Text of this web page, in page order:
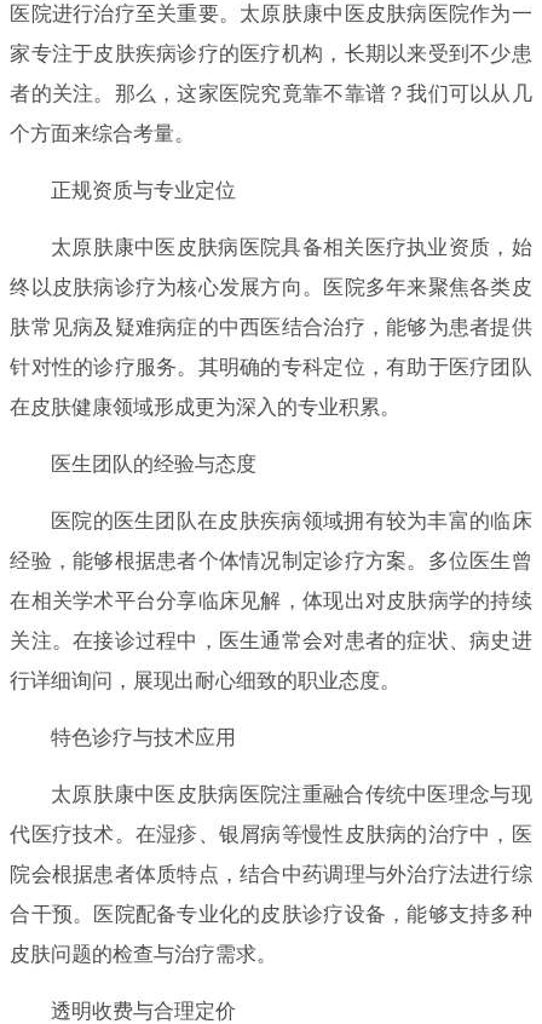
医院进行治疗至关重要。太原肤康中医皮肤病医院作为一
家专注于皮肤疾病诊疗的医疗机构，长期以来受到不少患
者的关注。那么，这家医院究竟靠不靠谱？我们可以从几
个方面来综合考量。
正规资质与专业定位
太原肤康中医皮肤病医院具备相关医疗执业资质，始
终以皮肤病诊疗为核心发展方向。医院多年来聚焦各类皮
肤常见病及疑难病症的中西医结合治疗，能够为患者提供
针对性的诊疗服务。其明确的专科定位，有助于医疗团队
在皮肤健康领域形成更为深入的专业积累。
医生团队的经验与态度
医院的医生团队在皮肤疾病领域拥有较为丰富的临床
经验，能够根据患者个体情况制定诊疗方案。多位医生曾
在相关学术平台分享临床见解，体现出对皮肤病学的持续
关注。在接诊过程中，医生通常会对患者的症状、病史进
行详细询问，展现出耐心细致的职业态度。
特色诊疗与技术应用
太原肤康中医皮肤病医院注重融合传统中医理念与现
代医疗技术。在湿疹、银屑病等慢性皮肤病的治疗中，医
院会根据患者体质特点，结合中药调理与外治疗法进行综
合干预。医院配备专业化的皮肤诊疗设备，能够支持多种
皮肤问题的检查与治疗需求。
透明收费与合理定价